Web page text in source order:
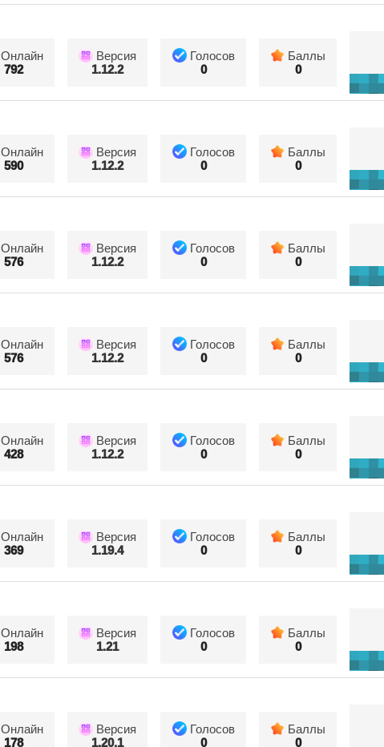
Онлайн
792
Версия
1.12.2
Голосов
0
Баллы
0
Онлайн
590
Версия
1.12.2
Голосов
0
Баллы
0
Онлайн
576
Версия
1.12.2
Голосов
0
Баллы
0
Онлайн
576
Версия
1.12.2
Голосов
0
Баллы
0
Онлайн
428
Версия
1.12.2
Голосов
0
Баллы
0
Онлайн
369
Версия
1.19.4
Голосов
0
Баллы
0
Онлайн
198
Версия
1.21
Голосов
0
Баллы
0
Онлайн
178
Версия
1.20.1
Голосов
0
Баллы
0